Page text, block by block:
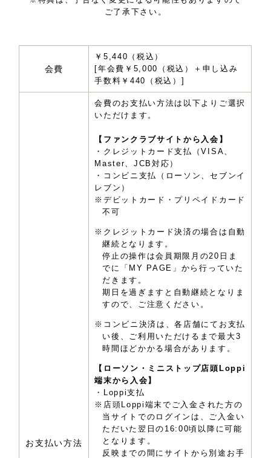
ご了承下さい。
会費
￥5,440（税込）
[年会費￥5,000（税込）＋申し込み
手数料￥440（税込）]
お支払い方法
会費のお支払い方法は以下よりご選択
いただけます。
【ファンクラブサイトから入会】
・クレジットカード支払（VISA、
Master、JCB対応）
・コンビニ支払（ローソン、セブンイ
レブン）
※デビットカード・プリペイドカード
不可
※クレジットカード決済の場合は自動
継続となります。
停止の操作は会員期限月の20日ま
でに「MY PAGE」から行っていた
だきます。
期日を過ぎますと自動継続となりま
すので、ご注意ください。
※コンビニ決済は、各店舗にてお支払
い後、ご利用いただけるまで最大3
時間ほどかかる場合があります。
【ローソン・ミニストップ店頭Loppi
端末から入会】
・Loppi支払
※店頭Loppi端末でご入金された方の
当サイトでのログインは、ご入金い
ただいた翌日の16:00頃以降に可能
となります。
反映までの間にサイトから別途お手